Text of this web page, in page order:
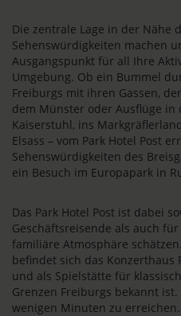
Die zentrale Lage in der Nähe
Sehenswürdigkeiten machen
Ausgangspunkt für all Ihre
Umgebung. Ob ein Bummel
Freiburgs mit ihren Gassen,
dem Münster oder Ausflüge in
Kaiserstuhl, ins
Elsass – vom Park Hotel Post
Sehenswürdigkeiten des
ein Besuch im Europapark in
Das Park Hotel Post ist dabei
Geschäftsreisende als auch
familiäre Atmosphäre
befindet sich das Konzerthaus
und als Spielstätte für
Grenzen Freiburgs bekannt
wenigen Minuten zu erreichen.